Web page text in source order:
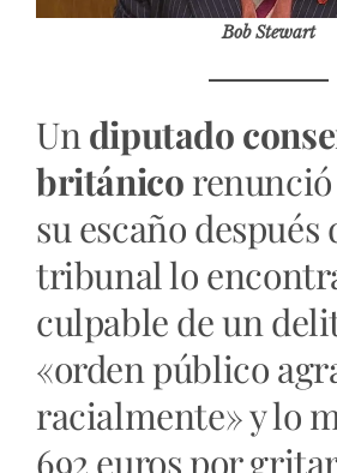
Bob Stewart
Un diputado
británico
su escaño después
tribunal lo
culpable de un
«orden público
racialmente» y lo
692 euros por